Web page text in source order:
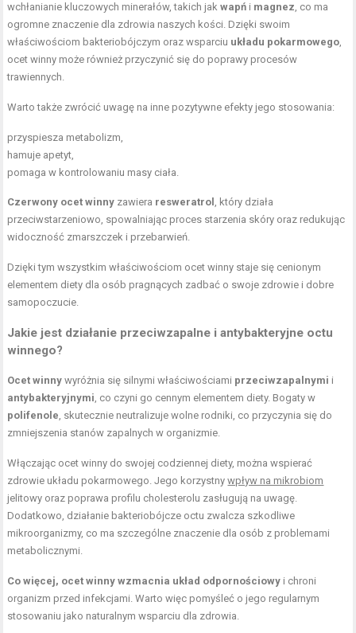
wchłanianie kluczowych minerałów, takich jakwapń i magnez, co ma
ogromne znaczenie dla zdrowia naszych kości. Dzięki swoim
właściwościom bakteriobójczym oraz wsparciu układu pokarmowego,
ocet winny może również przyczynić się do poprawy procesów
trawiennych.
Warto także zwrócić uwagę na inne pozytywne efekty jego stosowania:
przyspiesza metabolizm,
hamuje apetyt,
pomaga w kontrolowaniu masy ciała.
Czerwony ocet winny zawiera resweratrol , który działa
przeciwstarzeniowo, spowalniając proces starzenia skóry oraz redukując
widoczność zmarszczek i przebarwień.
Dzięki tym wszystkim właściwościom ocet winny staje się cenionym
elementem diety dla osób pragnących zadbać o swoje zdrowie i dobre
samopoczucie.
Jakie jest działanie przeciwzapalne i antybakteryjne octu
winnego?
Ocet winny wyróżnia się silnymi właściwościami przeciwzapalnymi i
antybakteryjnymi, co czyni go cennym elementem diety. Bogaty w
polifenole, skutecznie neutralizuje wolne rodniki, co przyczynia się do
zmniejszenia stanów zapalnych w organizmie.
Włączając ocet winny do swojej codziennej diety, można wspierać
zdrowie układu pokarmowego. Jego korzystnywpływ na mikrobiom
jelitowy oraz poprawa profilu cholesterolu zasługują na uwagę.
Dodatkowo, działanie bakteriobójcze octu zwalcza szkodliwe
mikroorganizmy, co ma szczególne znaczenie dla osób z problemami
metabolicznymi.
Co więcej, ocet winny wzmacnia układ odpornościowy i chroni
organizm przed infekcjami. Warto więc pomyśleć o jego regularnym
stosowaniu jako naturalnym wsparciu dla zdrowia.